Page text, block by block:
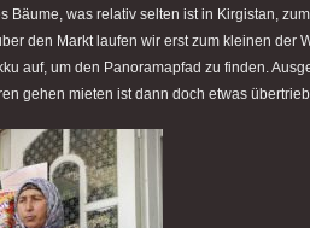
Bäume, was relativ selten ist in Kirgistan,
den Markt laufen wir erst zum kleinen der
auf, um den Panoramapfad zu finden.
gehen mieten ist dann doch etwas